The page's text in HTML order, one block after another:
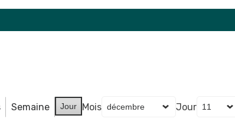
Semaine Jour Mois Jour